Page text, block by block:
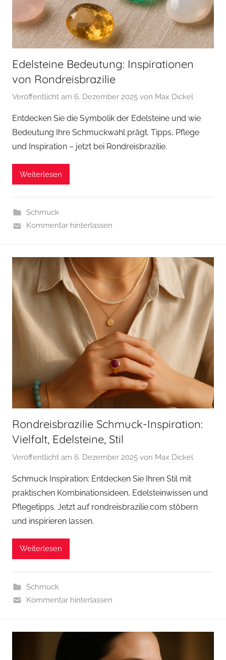
Edelsteine Bedeutung: Inspirationen
von Rondreisbrazilie
Veröffentlicht am 6. Dezember 2025 von Max Dickel
Entdecken Sie die Symbolik der Edelsteine und wie
Bedeutung Ihre Schmuckwahl prägt. Tipps, Pflege
und Inspiration – jetzt bei Rondreisbrazilie.
Weiterlesen
Schmuck
Kommentar hinterlassen
Rondreisbrazilie Schmuck-Inspiration:
Vielfalt, Edelsteine, Stil
Veröffentlicht am 6. Dezember 2025 von Max Dickel
Schmuck Inspiration: Entdecken Sie Ihren Stil mit
praktischen Kombinationsideen, Edelsteinwissen und
Pflegetipps. Jetzt auf rondreisbrazilie.com stöbern
und inspirieren lassen.
Weiterlesen
Schmuck
Kommentar hinterlassen